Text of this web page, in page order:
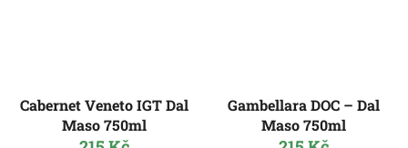
Cabernet Veneto IGT Dal
Maso 750ml
Gambellara DOC – Dal
Maso 750ml